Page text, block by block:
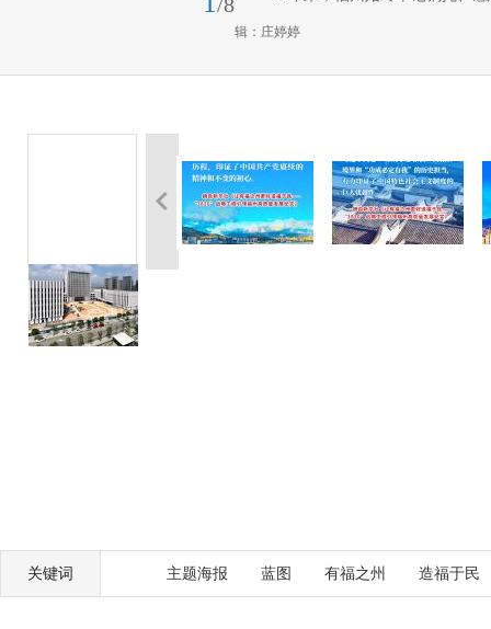
张蓝图绘到底，一任接着一任
辑：庄婷婷
关键词 主题海报 蓝图 有福之州 造福于民